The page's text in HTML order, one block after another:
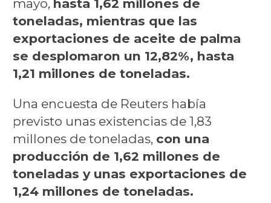
mayo, hasta 1,62 millones de
toneladas, mientras que las
exportaciones de aceite de palma
se desplomaron un 12,82%, hasta
1,21 millones de toneladas.
Una encuesta de Reuters había
previsto unas existencias de 1,83
millones de toneladas, con una
producción de 1,62 millones de
toneladas y unas exportaciones de
1,24 millones de toneladas.